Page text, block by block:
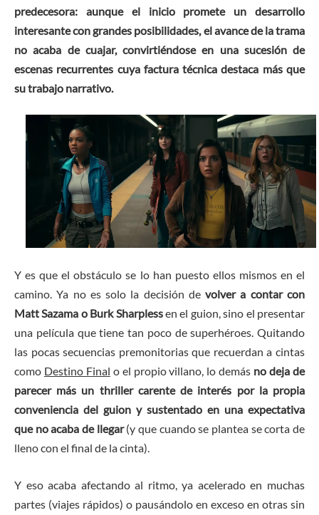
predecesora: aunque el inicio promete un desarrollo
interesante con grandes posibilidades, el avance de la trama
no acaba de cuajar, convirtiéndose en una sucesión de
escenas recurrentes cuya factura técnica destaca más que
su trabajo narrativo.
Y es que el obstáculo se lo han puesto ellos mismos en el
camino. Ya no es solo la decisión devolver a contar con
Matt Sazama o Burk Sharplessen el guion, sino el presentar
una película que tiene tan poco de superhéroes. Quitando
las pocas secuencias premonitorias que recuerdan a cintas
como Destino Final o el propio villano, lo demás no deja de
parecer más un thriller carente de interés por la propia
conveniencia del guion y sustentado en una expectativa
que no acaba de llegar(y que cuando se plantea se corta de
lleno con el final de la cinta).
Y eso acaba afectando al ritmo, ya acelerado en muchas
partes (viajes rápidos) o pausándolo en exceso en otras sin